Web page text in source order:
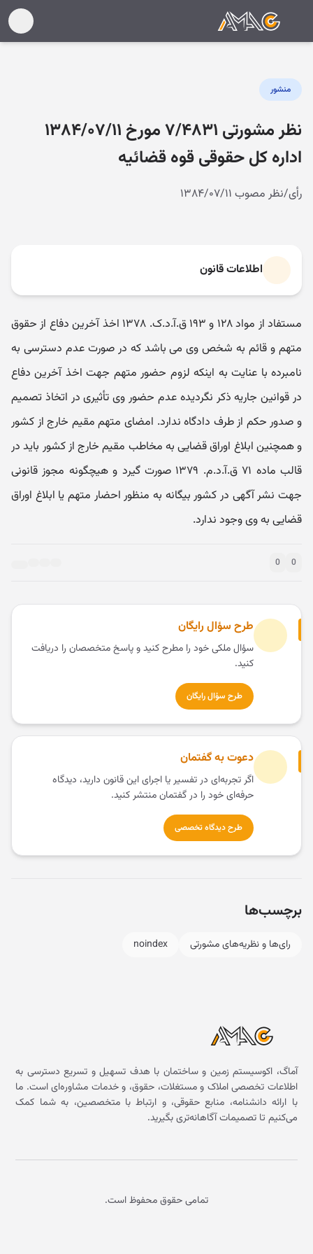
منشور
نظر مشورتی ۷/۴۸۳۱ مورخ ۱۳۸۴/۰۷/۱۱
اداره کل حقوقی قوه قضائیه
رأی/نظر مصوب ۱۳۸۴/۰۷/۱۱
اطلاعات قانون
مستفاد از مواد ۱۲۸ و ۱۹۳ ق.آ.د.ک. ۱۳۷۸ اخذ آخرین دفاع از حقوق
متهم و قائم به شخص وی می باشد که در صورت عدم دسترسی به
نامبرده با عنایت به اینکه لزوم حضور متهم جهت اخذ آخرین دفاع
در قوانین جاریه ذکر نگردیده عدم حضور وی تأثیری در اتخاذ تصمیم
و صدور حکم از طرف دادگاه ندارد. امضای متهم مقیم خارج از کشور
و همچنین ابلاغ اوراق قضایی به مخاطب مقیم خارج از کشور باید در
قالب ماده ۷۱ ق.آ.د.م. ۱۳۷۹ صورت گیرد و هیچگونه مجوز قانونی
جهت نشر آگهی در کشور بیگانه به منظور احضار متهم یا ابلاغ اوراق
قضایی به وی وجود ندارد.
0
0
طرح سؤال رایگان
سؤال ملکی خود را مطرح کنید و پاسخ متخصصان را دریافت
کنید.
طرح سؤال رایگان
دعوت به گفتمان
اگر تجربه‌ای در تفسیر یا اجرای این قانون دارید، دیدگاه
حرفه‌ای خود را در گفتمان منتشر کنید.
طرح دیدگاه تخصصی
برچسب‌ها
رای‌ها و نظریه‌های مشورتی noindex
آماگ، اکوسیستم زمین و ساختمان با هدف تسهیل و تسریع دسترسی به
اطلاعات تخصصی املاک و مستغلات، حقوق، و خدمات مشاوره‌ای است. ما
با ارائه دانشنامه، منابع حقوقی، و ارتباط با متخصصین، به شما کمک
می‌کنیم تا تصمیمات آگاهانه‌تری بگیرید.
تمامی حقوق محفوظ است.